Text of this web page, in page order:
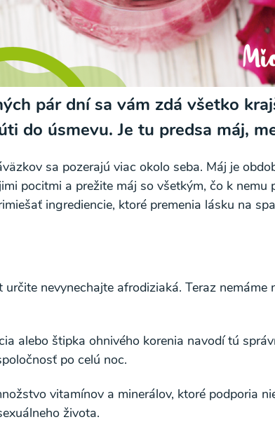
pár dní sa vám zdá všetko
do úsmevu. Je tu predsa máj,
sa pozerajú viac okolo seba. Máj je
pocitmi a prežite máj so všetkým, čo k nemu
ingrediencie, ktoré premenia lásku na
nevynechajte afrodiziaká. Teraz
alebo štipka ohnivého korenia navodí tú
po celú noc.
vitamínov a minerálov, ktoré podporia
života.